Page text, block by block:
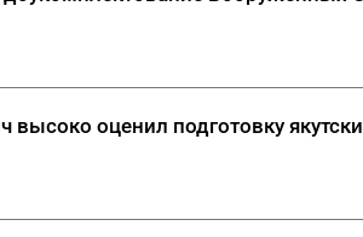
высоко оценил подготовку